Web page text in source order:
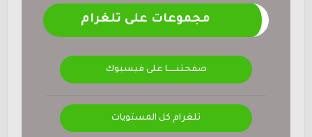
مجموعات على تلغرام
صفحتنــــــا على فيسبوك
تلغرام كل المستويات